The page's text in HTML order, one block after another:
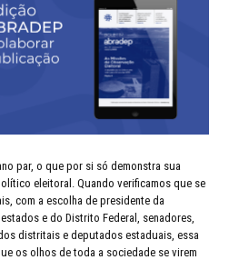
par, o que por si só demonstra sua
eleitoral. Quando verificamos que se
com a escolha de presidente da
e do Distrito Federal, senadores,
distritais e deputados estaduais, essa
os olhos de toda a sociedade se virem